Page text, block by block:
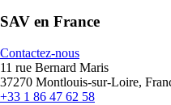
SAV en France
Contactez-nous
11 rue Bernard Maris
37270 Montlouis-sur-Loire,
+33 1 86 47 62 58